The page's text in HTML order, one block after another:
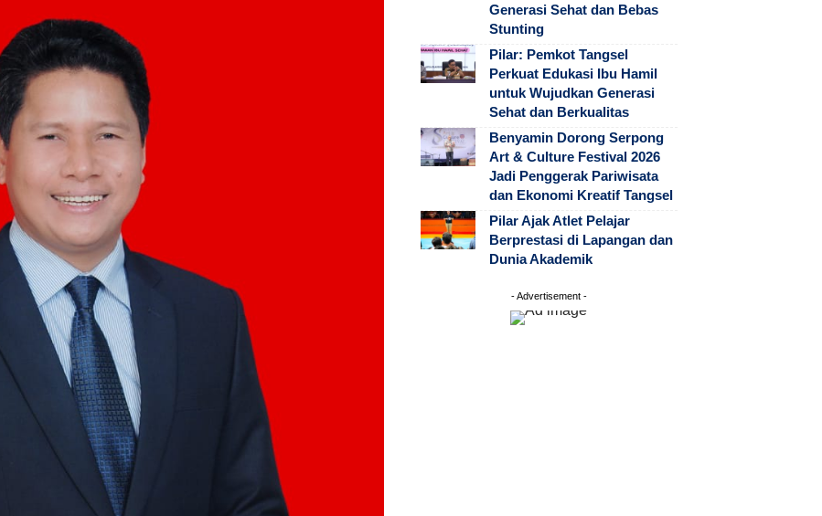
Generasi Sehat dan Bebas
Stunting
Pilar: Pemkot Tangsel
Perkuat Edukasi Ibu Hamil
untuk Wujudkan Generasi
Sehat dan Berkualitas
Benyamin Dorong Serpong
Art & Culture Festival 2026
Jadi Penggerak Pariwisata
dan Ekonomi Kreatif Tangsel
Pilar Ajak Atlet Pelajar
Berprestasi di Lapangan dan
Dunia Akademik
- Advertisement -